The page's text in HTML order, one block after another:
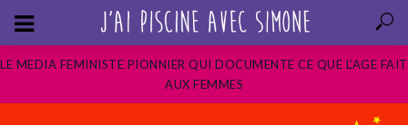
LE MEDIA FEMINISTE PIONNIER QUI DOCUMENTE CE QUE L’AGE FAIT
AUX FEMMES